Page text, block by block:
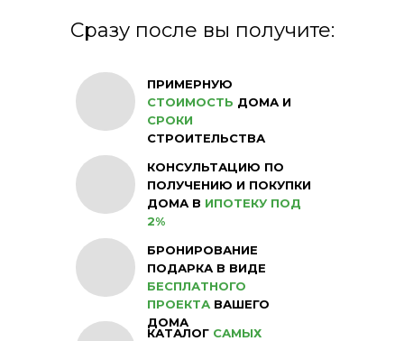
ПРИМЕРНУЮ
СТОИМОСТЬ ДОМА И
СРОКИ
СТРОИТЕЛЬСТВА
КАТАЛОГ САМЫХ
БРОНИРОВАНИЕ
ПОДАРКА В ВИДЕ
БЕСПЛАТНОГО
ПРОЕКТА ВАШЕГО
ДОМА
Сразу после вы получите:
КОНСУЛЬТАЦИЮ ПО
ПОЛУЧЕНИЮ И ПОКУПКИ
ДОМА В ИПОТЕКУ ПОД
2%